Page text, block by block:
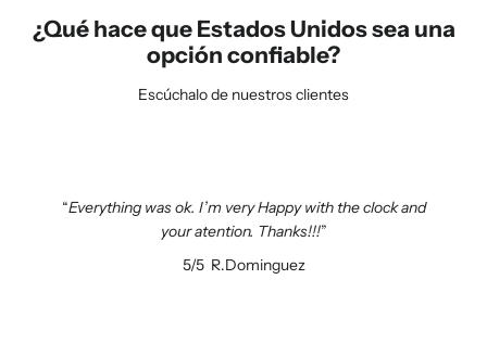
¿Qué hace que Estados Unidos sea una
opción confiable?
Escúchalo de nuestros clientes
Everything was ok. I’m very Happy with the clock and
your atention. Thanks!!!
5/5R.Dominguez